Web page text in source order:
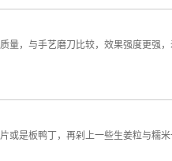
，与手艺磨刀比较，效果强度更强
是板鸭丁，再剁上一些生姜粒与糯